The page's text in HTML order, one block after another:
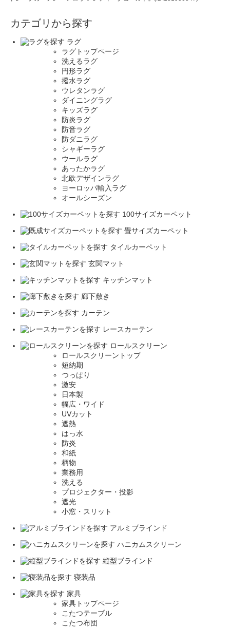
カテゴリから探す
ラグ
ラグトップページ
洗えるラグ
円形ラグ
撥水ラグ
ウレタンラグ
ダイニングラグ
キッズラグ
防炎ラグ
防音ラグ
防ダニラグ
シャギーラグ
ウールラグ
あったかラグ
北欧デザインラグ
ヨーロッパ輸入ラグ
オールシーズン
100サイズカーペット
畳サイズカーペット
タイルカーペット
玄関マット
キッチンマット
廊下敷き
カーテン
レースカーテン
ロールスクリーン
ロールスクリーントップ
短納期
つっぱり
激安
日本製
幅広・ワイド
UVカット
遮熱
はっ水
防炎
和紙
柄物
業務用
洗える
プロジェクター・投影
遮光
小窓・スリット
アルミブラインド
ハニカムスクリーン
縦型ブラインド
寝装品
家具
家具トップページ
こたつテーブル
こたつ布団